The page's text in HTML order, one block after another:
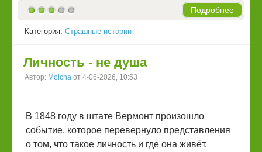
Подробнее
Категория: Страшные истории
Личность - не душа
Автор: Molcha от 4-06-2026, 10:53
В 1848 году в штате Вермонт произошло
событие, которое перевернуло представления
о том, что такое личность и где она живёт.